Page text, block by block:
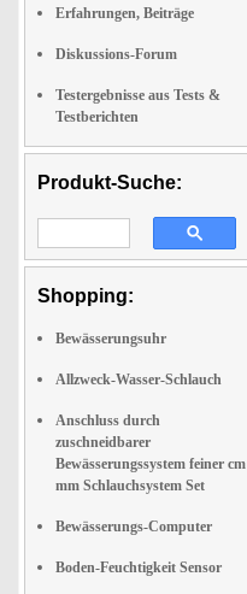
Erfahrungen, Beiträge
Diskussions-Forum
Testergebnisse aus Tests &
Testberichten
Produkt-Suche:
Shopping:
Bewässerungsuhr
Allzweck-Wasser-Schlauch
Anschluss durch
zuschneidbarer
Bewässerungssystem feiner cm
mm Schlauchsystem Set
Bewässerungs-Computer
Boden-Feuchtigkeit Sensor